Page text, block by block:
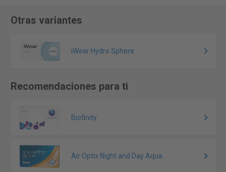
Otras variantes
iWear Hydro Sphere
Recomendaciones para ti
Biofinity
Air Optix Night and Day Aqua